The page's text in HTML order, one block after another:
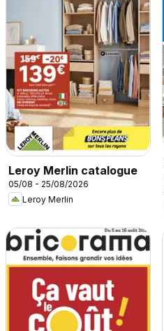
Leroy Merlin catalogue
05/08 - 25/08/2026
Leroy Merlin